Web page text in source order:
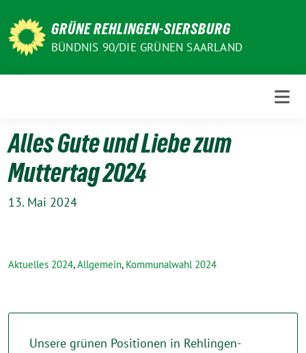
zum
Inhalt
GRÜNE REHLINGEN-SIERSBURG
BÜNDNIS 90/DIE GRÜNEN SAARLAND
Alles Gute und Liebe zum
Muttertag 2024
13. Mai 2024
Aktuelles 2024,Allgemein, Kommunalwahl 2024
Unsere grünen Positionen in Rehlingen-